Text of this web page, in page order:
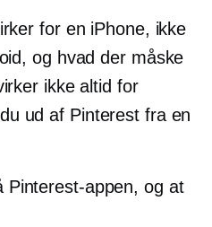
for en iPhone, ikke
og hvad der måske
ikke altid for
ud af Pinterest fra en
Pinterest-appen, og at